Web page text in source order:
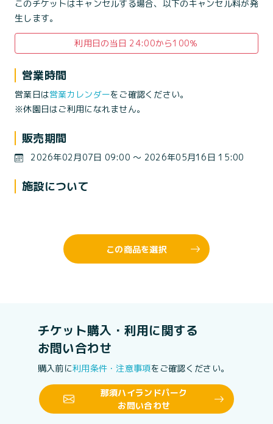
このチケットはキャンセルする場合、以下のキャンセル料が発
生します。
利用日の当日 24:00から100％
営業時間
営業日は営業カレンダーをご確認ください。
※休園日はご利用になれません。
販売期間
2026年02月07日 09:00 〜 2026年05月16日 15:00
施設について
この商品を選択
チケット購入・利用に関する
お問い合わせ
購入前に利用条件・注意事項をご確認ください。
那須ハイランドパーク
お問い合わせ